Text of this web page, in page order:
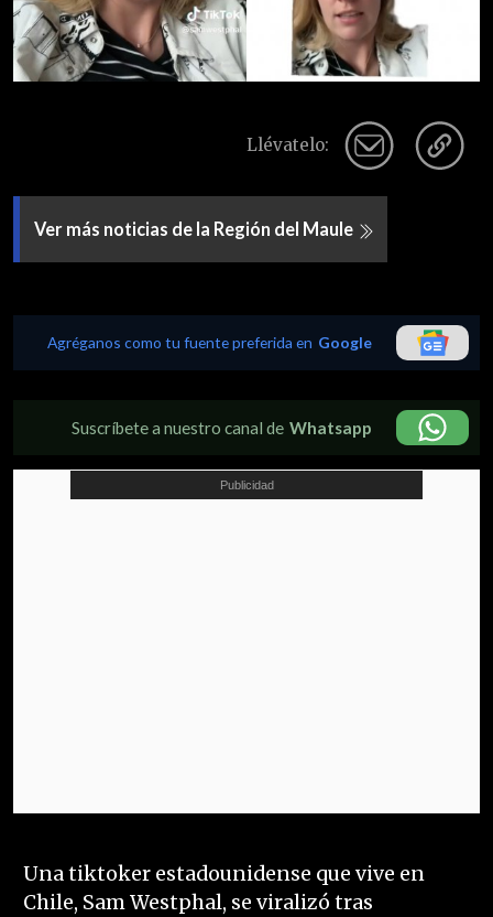
Llévatelo:
Ver más noticias de la Región del Maule
Agréganos como tu fuente preferida en Google
Suscríbete a nuestro canal de Whatsapp
Una tiktoker estadounidense que vive en
Chile, Sam Westphal, se viralizó tras